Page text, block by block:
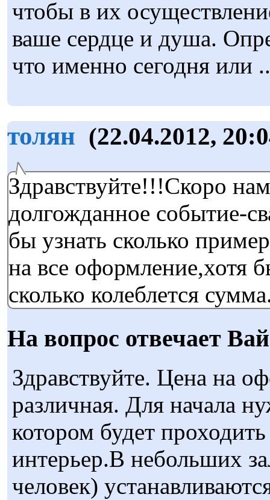
чтобы в их
ваше сердце и душа.
что именно сегодня или
толян (22.04.2012,
Здравствуйте!!!Скоро
долгожданное событие-
бы узнать сколько
на все оформление,хотя
сколько колеблется
На вопрос отвечает
Здравствуйте. Цена на
различная. Для начала
котором будет проходить
интерьер.В небольших
человек)